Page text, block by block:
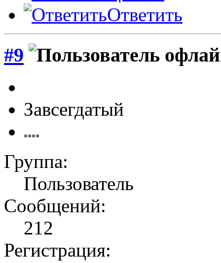
Ответить
#9
Завсегдатый
Группа:
Пользователь
Сообщений:
212
Регистрация: